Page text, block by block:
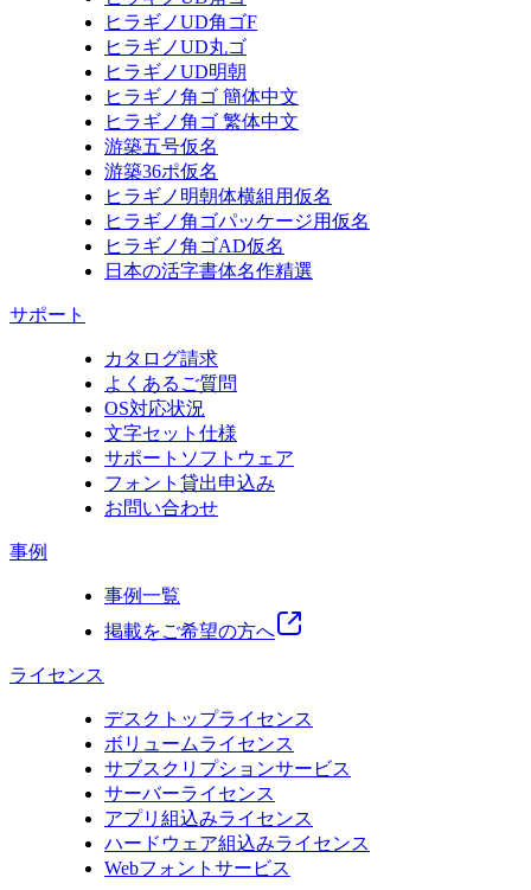
ヒラギノUD角ゴF
ヒラギノUD丸ゴ
ヒラギノUD明朝
ヒラギノ角ゴ 簡体中文
ヒラギノ角ゴ 繁体中文
游築五号仮名
游築36ポ仮名
ヒラギノ明朝体横組用仮名
ヒラギノ角ゴパッケージ用仮名
ヒラギノ角ゴAD仮名
日本の活字書体名作精選
サポート
カタログ請求
よくあるご質問
OS対応状況
文字セット仕様
サポートソフトウェア
フォント貸出申込み
お問い合わせ
事例
事例一覧
掲載をご希望の方へ
ライセンス
デスクトップライセンス
ボリュームライセンス
サブスクリプションサービス
サーバーライセンス
アプリ組込みライセンス
ハードウェア組込みライセンス
Webフォントサービス